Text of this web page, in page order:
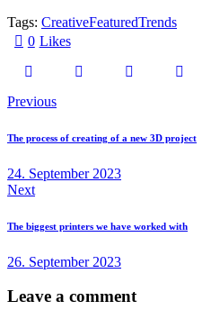
Tags: CreativeFeaturedTrends
0 Likes
Previous
The process of creating of a new 3D project
24. September 2023
Next
The biggest printers we have worked with
26. September 2023
Leave a comment